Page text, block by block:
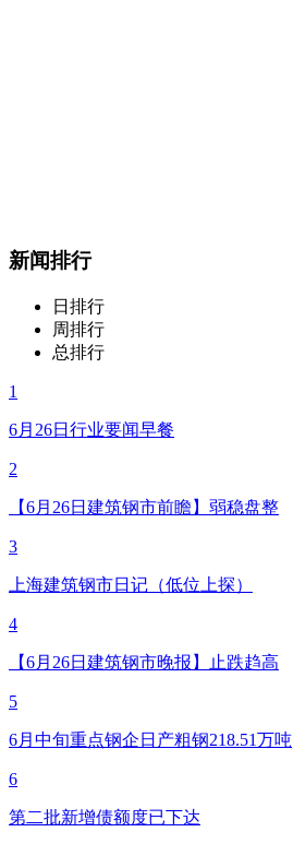
新闻排行
日排行
周排行
总排行
1
6月26日行业要闻早餐
2
【6月26日建筑钢市前瞻】弱稳盘整
3
上海建筑钢市日记（低位上探）
4
【6月26日建筑钢市晚报】止跌趋高
5
6月中旬重点钢企日产粗钢218.51万吨
6
第二批新增债额度已下达